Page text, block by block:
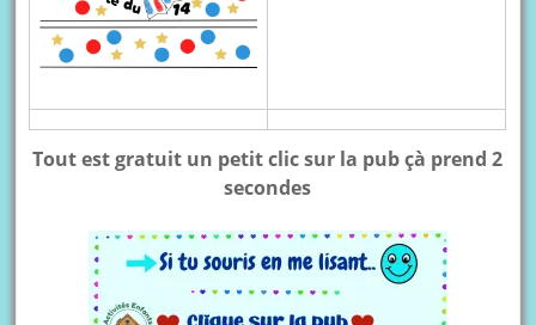
Tout est gratuit un petit clic sur la pub çà prend 2
secondes